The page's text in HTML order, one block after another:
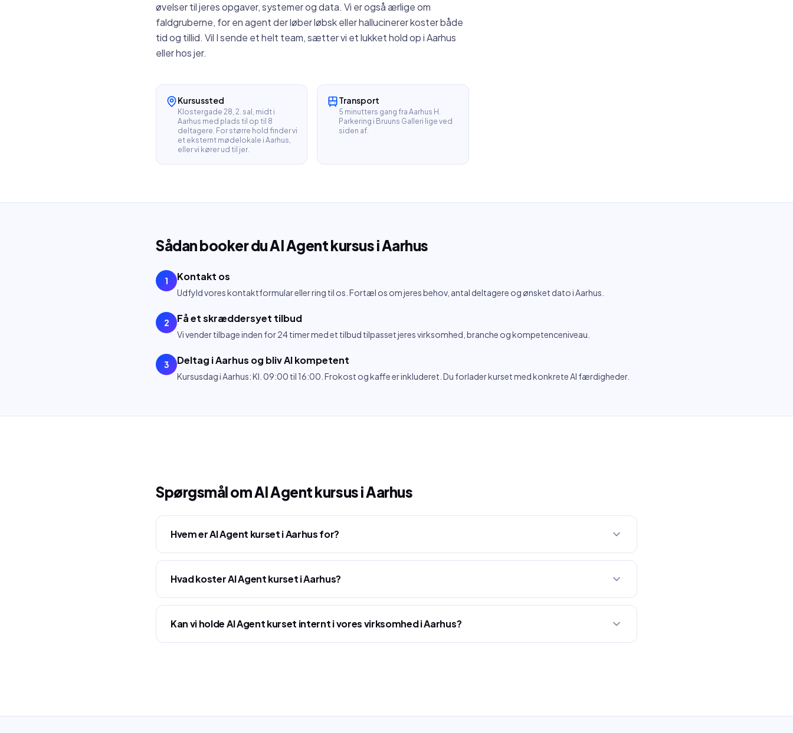
øvelser til jeres opgaver, systemer og data. Vi er også ærlige om
faldgruberne, for en agent der løber løbsk eller hallucinerer koster både
tid og tillid. Vil I sende et helt team, sætter vi et lukket hold op i Aarhus
eller hos jer.
Kursussted
Klostergade 28, 2. sal, midt i
Aarhus med plads til op til 8
deltagere. For større hold finder vi
et eksternt mødelokale i Aarhus,
eller vi kører ud til jer.
Transport
5 minutters gang fra Aarhus H.
Parkering i Bruuns Galleri lige ved
siden af.
Sådan booker duAI Agent kursusiAarhus
1 Kontakt os
Udfyld vores kontaktformular eller ring til os. Fortæl os om jeres behov, antal deltagere og ønsket dato i Aarhus.
2 Få et skræddersyet tilbud
Vi vender tilbage inden for 24 timer med et tilbud tilpasset jeres virksomhed, branche og kompetenceniveau.
3 Deltag i Aarhus og bliv AI kompetent
Kursusdag i Aarhus: Kl. 09:00 til 16:00. Frokost og kaffe er inkluderet. Du forlader kurset med konkrete AI færdigheder.
Spørgsmål omAI Agent kursusiAarhus
Hvem er AI Agent kurset i Aarhus for?
Hvad koster AI Agent kurset i Aarhus?
Kan vi holde AI Agent kurset internt i vores virksomhed i Aarhus?